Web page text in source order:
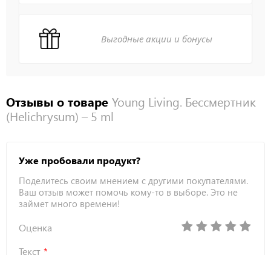
Выгодные акции и бонусы
Отзывы о товаре Young Living. Бессмертник
(Helichrysum) – 5 ml
Уже пробовали продукт?
Поделитесь своим мнением с другими покупателями.
Ваш отзыв может помочь кому-то в выборе. Это не
займет много времени!
Оценка
Текст